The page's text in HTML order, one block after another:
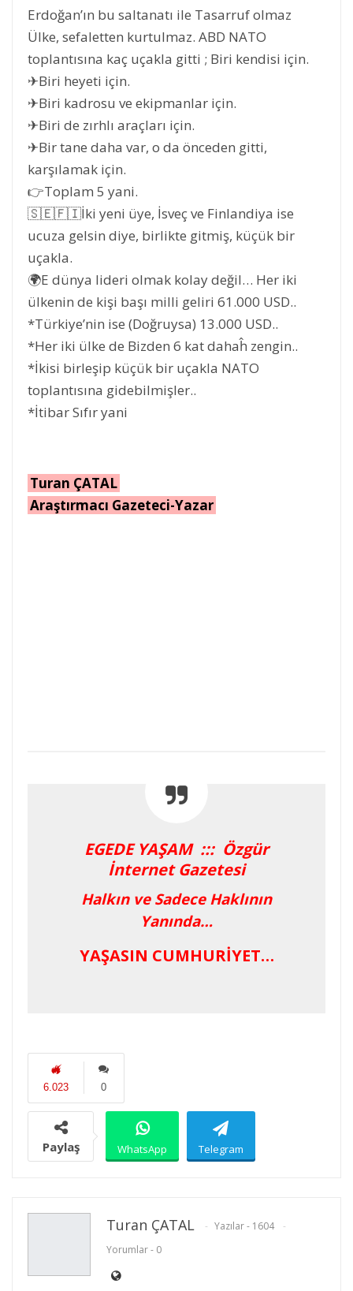
Erdoğan’ın bu saltanatı ile Tasarruf olmaz
Ülke, sefaletten kurtulmaz. ABD NATO
toplantısına kaç uçakla gitti ; Biri kendisi için.
✈Biri heyeti için.
✈Biri kadrosu ve ekipmanlar için.
✈Biri de zırhlı araçları için.
✈Bir tane daha var, o da önceden gitti,
karşılamak için.
👉Toplam 5 yani.
🇸🇪🇫🇮İki yeni üye, İsveç ve Finlandiya ise
ucuza gelsin diye, birlikte gitmiş, küçük bir
uçakla.
🌍E dünya lideri olmak kolay değil… Her iki
ülkenin de kişi başı milli geliri 61.000 USD..
*Türkiye’nin ise (Doğruysa) 13.000 USD..
*Her iki ülke de Bizden 6 kat dahaĥ zengin..
*İkisi birleşip küçük bir uçakla NATO
toplantısına gidebilmişler..
*İtibar Sıfır yani
Turan ÇATAL
Araştırmacı Gazeteci-Yazar
EGEDE YAŞAM ::: Özgür
İnternet Gazetesi
Halkın ve Sadece Haklının
Yanında…
YAŞASIN CUMHURİYET…
0
6.023
Paylaş WhatsApp Telegram
Turan ÇATAL
Yazılar - 1604
Yorumlar - 0